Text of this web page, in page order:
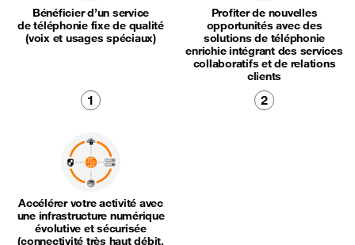
Bénéficier d’un service
de téléphonie fixe de qualité
(voix et usages spéciaux)
1
Profiter de nouvelles
opportunités avec des
solutions de téléphonie
enrichie intégrant des services
collaboratifs et de relations
clients
2
Accélérer votre activité avec
une infrastructure numérique
évolutive et sécurisée
(connectivité très haut débit,